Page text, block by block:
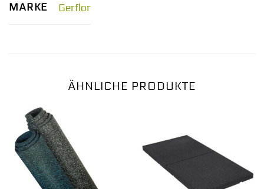
MARKE Gerflor
ÄHNLICHE PRODUKTE